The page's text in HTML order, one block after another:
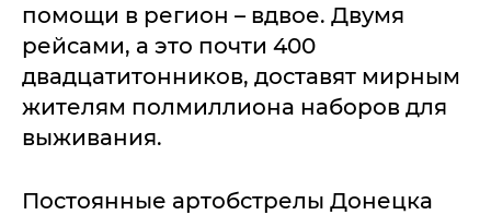
помощи в регион – вдвое. Двумя
рейсами, а это почти 400
двадцатитонников, доставят мирным
жителям полмиллиона наборов для
выживания.
Постоянные артобстрелы Донецка